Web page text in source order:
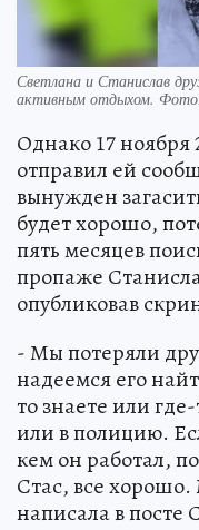
Светлана и Станислав
активным отдыхом.
Однако 17 ноября
отправил ей
вынужден
будет хорошо,
пять месяцев
пропаже
опубликовав
- Мы потеряли
надеемся его
то знаете или
или в полицию.
кем он работал,
Стас, все
написала в посте